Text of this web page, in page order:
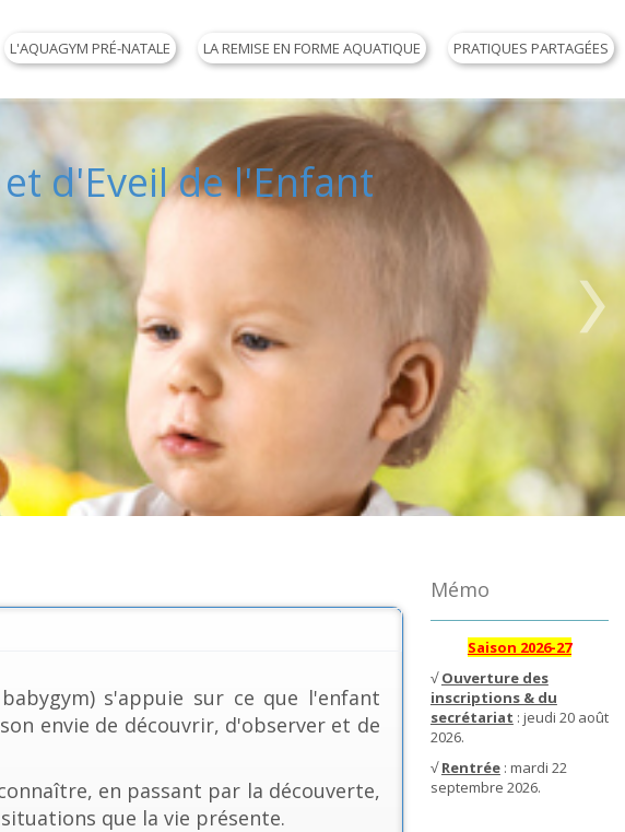
L'AQUAGYM PRÉ-NATALE LA REMISE EN FORME AQUATIQUE PRATIQUES PARTAGÉES
d'Eveil de l'Enfant
s'appuie sur ce que l'enfant
envie de découvrir, d'observer et de
en passant par la découverte,
que la vie présente.
Mémo
Saison 2026-27
√Ouverture des
inscriptions & du
secrétariat : jeudi 20 août
2026.
√Rentrée: mardi 22
septembre 2026.